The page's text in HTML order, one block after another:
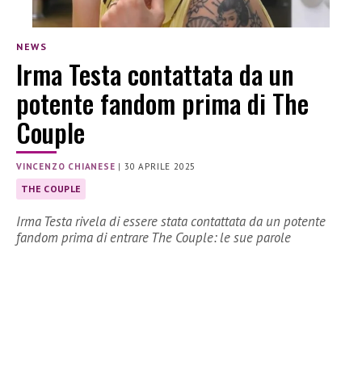
NEWS
Irma Testa contattata da un
potente fandom prima di The
Couple
VINCENZO CHIANESE |30 APRILE 2025
THE COUPLE
Irma Testa rivela di essere stata contattata da un potente
fandom prima di entrare The Couple: le sue parole